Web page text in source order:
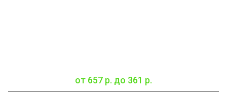
от 657 р. до 361 р.